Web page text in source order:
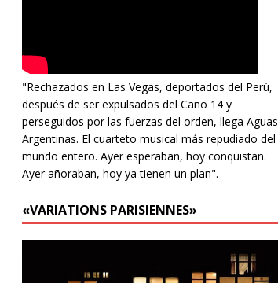
"Rechazados en Las Vegas, deportados del Perú,
después de ser expulsados del Caño 14 y
perseguidos por las fuerzas del orden, llega Aguas
Argentinas. El cuarteto musical más repudiado del
mundo entero. Ayer esperaban, hoy conquistan.
Ayer añoraban, hoy ya tienen un plan".
«VARIATIONS PARISIENNES»